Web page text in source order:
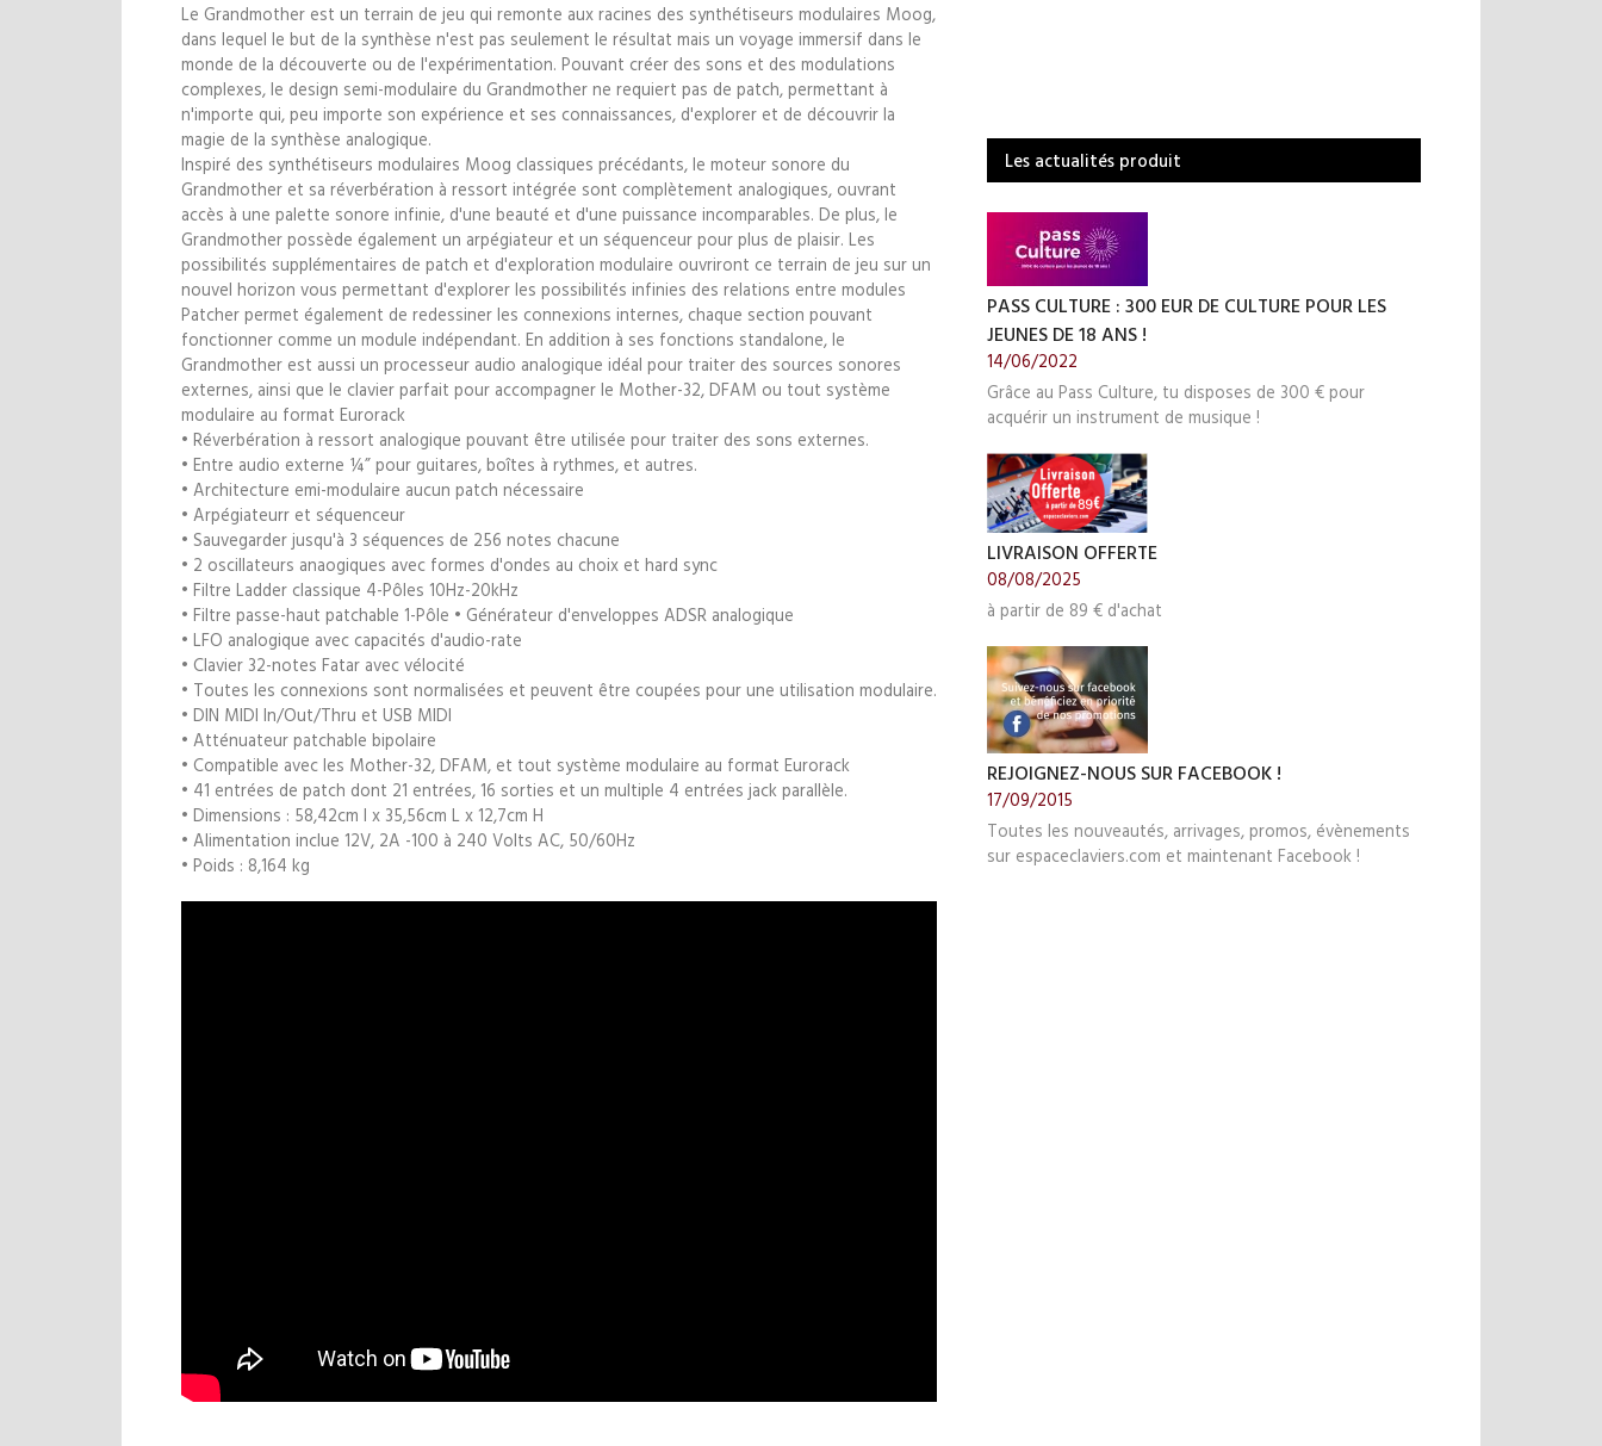
Les actualités produit
PASS CULTURE : 300 EUR DE CULTURE POUR LES
JEUNES DE 18 ANS !
14/06/2022
Grâce au Pass Culture, tu disposes de 300 € pour
acquérir un instrument de musique !
LIVRAISON OFFERTE
08/08/2025
à partir de 89 € d'achat
REJOIGNEZ-NOUS SUR FACEBOOK !
17/09/2015
Toutes les nouveautés, arrivages, promos, évènements
sur espaceclaviers.com et maintenant Facebook !
Le Grandmother est un terrain de jeu qui remonte aux racines des synthétiseurs modulaires Moog,
dans lequel le but de la synthèse n'est pas seulement le résultat mais un voyage immersif dans le
monde de la découverte ou de l'expérimentation. Pouvant créer des sons et des modulations
complexes, le design semi-modulaire du Grandmother ne requiert pas de patch, permettant à
n'importe qui, peu importe son expérience et ses connaissances, d'explorer et de découvrir la
magie de la synthèse analogique.
Inspiré des synthétiseurs modulaires Moog classiques précédants, le moteur sonore du
Grandmother et sa réverbération à ressort intégrée sont complètement analogiques, ouvrant
accès à une palette sonore infinie, d'une beauté et d'une puissance incomparables. De plus, le
Grandmother possède également un arpégiateur et un séquenceur pour plus de plaisir. Les
possibilités supplémentaires de patch et d'exploration modulaire ouvriront ce terrain de jeu sur un
nouvel horizon vous permettant d'explorer les possibilités infinies des relations entre modules
Patcher permet également de redessiner les connexions internes, chaque section pouvant
fonctionner comme un module indépendant. En addition à ses fonctions standalone, le
Grandmother est aussi un processeur audio analogique idéal pour traiter des sources sonores
externes, ainsi que le clavier parfait pour accompagner le Mother-32, DFAM ou tout système
modulaire au format Eurorack
• Réverbération à ressort analogique pouvant être utilisée pour traiter des sons externes.
• Entre audio externe ¼” pour guitares, boîtes à rythmes, et autres.
• Architecture emi-modulaire aucun patch nécessaire
• Arpégiateurr et séquenceur
• Sauvegarder jusqu'à 3 séquences de 256 notes chacune
• 2 oscillateurs anaogiques avec formes d'ondes au choix et hard sync
• Filtre Ladder classique 4-Pôles 10Hz-20kHz
• Filtre passe-haut patchable 1-Pôle • Générateur d'enveloppes ADSR analogique
• LFO analogique avec capacités d'audio-rate
• Clavier 32-notes Fatar avec vélocité
• Toutes les connexions sont normalisées et peuvent être coupées pour une utilisation modulaire.
• DIN MIDI In/Out/Thru et USB MIDI
• Atténuateur patchable bipolaire
• Compatible avec les Mother-32, DFAM, et tout système modulaire au format Eurorack
• 41 entrées de patch dont 21 entrées, 16 sorties et un multiple 4 entrées jack parallèle.
• Dimensions : 58,42cm l x 35,56cm L x 12,7cm H
• Alimentation inclue 12V, 2A -100 à 240 Volts AC, 50/60Hz
• Poids : 8,164 kg